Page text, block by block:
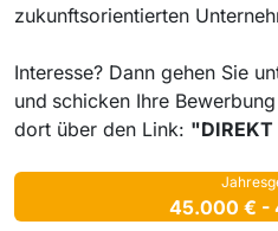
zukunftsorientierten
Interesse? Dann gehen Sie
und schicken Ihre
dort über den Link: "DIREKT
45.000 € -